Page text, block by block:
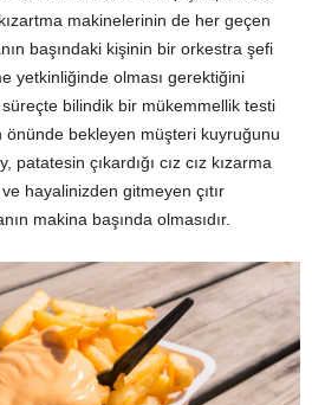
makinelerinin de her geçen
başındaki kişinin bir orkestra şefi
yetkinliğinde olması gerektiğini
bilindik bir mükemmellik testi
önünde bekleyen müşteri kuyruğunu
çıkardığı cız cız kızarma
hayalinizden gitmeyen çıtır
makina başında olmasıdır.